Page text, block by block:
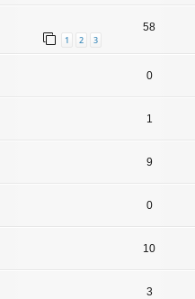
1 2 3
58
0
1
9
0
10
3